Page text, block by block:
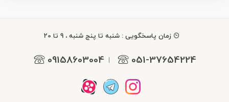
زمان پاسخگویی : شنبه تا پنج شنبه ، 9 تا 20
051-37654224
|
09158603004